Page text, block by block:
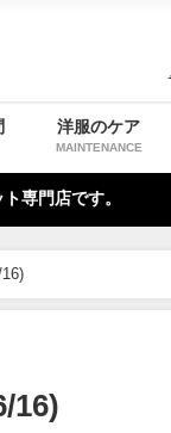
洋服のケア
MAINTENANCE
専門店です。
16)